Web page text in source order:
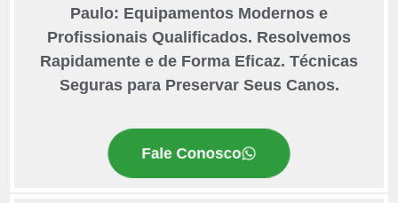
Paulo: Equipamentos Modernos e
Profissionais Qualificados. Resolvemos
Rapidamente e de Forma Eficaz. Técnicas
Seguras para Preservar Seus Canos.
Fale Conosco